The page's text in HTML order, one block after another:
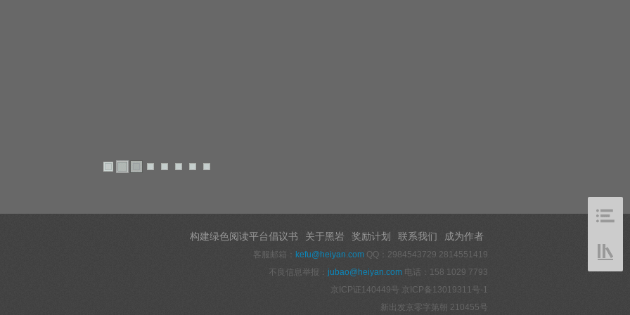
构建绿色阅读平台倡议书 关于黑岩 奖励计划 联系我们 成为作者
客服邮箱： kefu@heiyan.com QQ：2984543729 2814551419
不良信息举报： jubao@heiyan.com 电话：158 1029 7793
京ICP证140449号 京ICP备13019311号-1
新出发京零字第朝 210455号